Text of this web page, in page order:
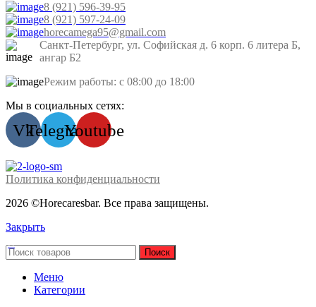
8 (921) 596-39-95
8 (921) 597-24-09
horecamega95@gmail.com
Санкт-Петербург, ул. Софийская д. 6 корп. 6 литера Б,
ангар Б2
Режим работы: с 08:00 до 18:00
Мы в социальных сетях:
VkTelegramYoutube
2026 ©Horecaresbar. Все права защищены.
Политика конфиденциальности
Закрыть
Поиск
Меню
Категории